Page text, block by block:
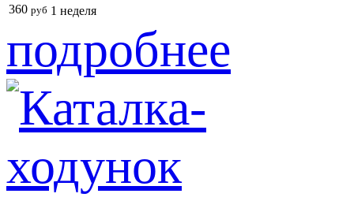
360 руб 1 неделя
подробнее